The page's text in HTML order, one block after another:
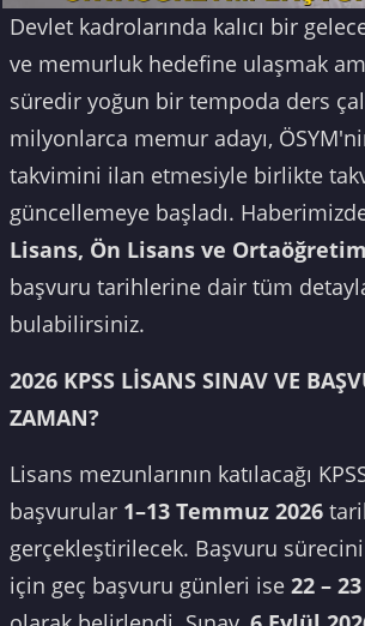
Devlet kadrolarında kalıcı bir
ve memurluk hedefine ulaşmak
süredir yoğun bir tempoda ders
milyonlarca memur adayı,
takvimini ilan etmesiyle birlikte
güncellemeye başladı.
Lisans, Ön Lisans ve Ortaöğretim
başvuru tarihlerine dair tüm
bulabilirsiniz.
2026 KPSS LİSANS SINAV VE
ZAMAN?
Lisans mezunlarının katılacağı
başvurular 1–13 Temmuz 2026
gerçekleştirilecek. Başvuru
için geç başvuru günleri ise 22 –